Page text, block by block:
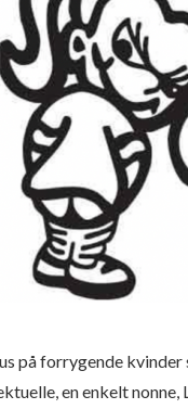
på forrygende
en enkelt nonne,